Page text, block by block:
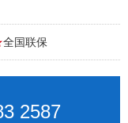
全国联保
2587